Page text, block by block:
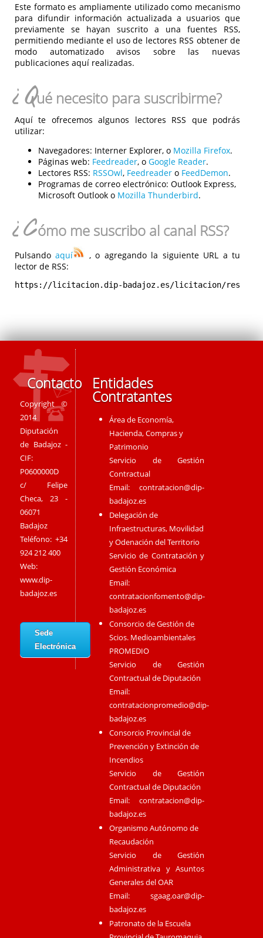
Este formato es ampliamente utilizado como mecanismo
para difundir información actualizada a usuarios que
previamente se hayan suscrito a una fuentes RSS,
permitiendo mediante el uso de lectores RSS obtener de
modo automatizado avisos sobre las nuevas
publicaciones aquí realizadas.
¿Qué necesito para suscribirme?
Aquí te ofrecemos algunos lectores RSS que podrás
utilizar:
Navegadores: Interner Explorer, o Mozilla Firefox.
Páginas web: Feedreader, o Google Reader.
Lectores RSS: RSSOwl, Feedreader o FeedDemon.
Programas de correo electrónico: Outlook Express,
Microsoft Outlook o Mozilla Thunderbird.
¿Cómo me suscribo al canal RSS?
Pulsandoaquí
, o agregando la siguiente URL a tu
lector de RSS:
https://licitacion.dip-badajoz.es/licitacion/rest/rss/
Contacto
Copyright ©
2014
Diputación
de Badajoz -
CIF:
P0600000D
c/ Felipe
Checa, 23 -
06071
Badajoz
Teléfono: +34
924 212 400
Web:
www.dip-
badajoz.es
Sede
Electrónica
Entidades
Contratantes
Área de Economía,
Hacienda, Compras y
Patrimonio
Servicio de Gestión
Contractual
Email:contratacion@dip-
badajoz.es
Delegación de
Infraestructuras, Movilidad
y Odenación del Territorio
Servicio de Contratación y
Gestión Económica
Email:
contratacionfomento@dip-
badajoz.es
Consorcio de Gestión de
Scios. Medioambientales
PROMEDIO
Servicio de Gestión
Contractual de Diputación
Email:
contratacionpromedio@dip-
badajoz.es
Consorcio Provincial de
Prevención y Extinción de
Incendios
Servicio de Gestión
Contractual de Diputación
Email:contratacion@dip-
badajoz.es
Organismo Autónomo de
Recaudación
Servicio de Gestión
Administrativa y Asuntos
Generales del OAR
Email:sgaag.oar@dip-
badajoz.es
Patronato de la Escuela